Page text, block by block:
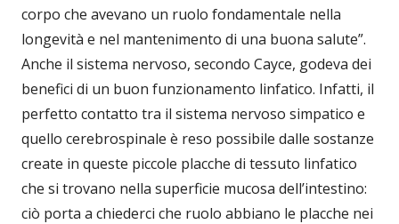
corpo che avevano un ruolo fondamentale nella
longevità e nel mantenimento di una buona salute”.
Anche il sistema nervoso, secondo Cayce, godeva dei
benefici di un buon funzionamento linfatico. Infatti, il
perfetto contatto tra il sistema nervoso simpatico e
quello cerebrospinale è reso possibile dalle sostanze
create in queste piccole placche di tessuto linfatico
che si trovano nella superficie mucosa dell’intestino:
ciò porta a chiederci che ruolo abbiano le placche nei